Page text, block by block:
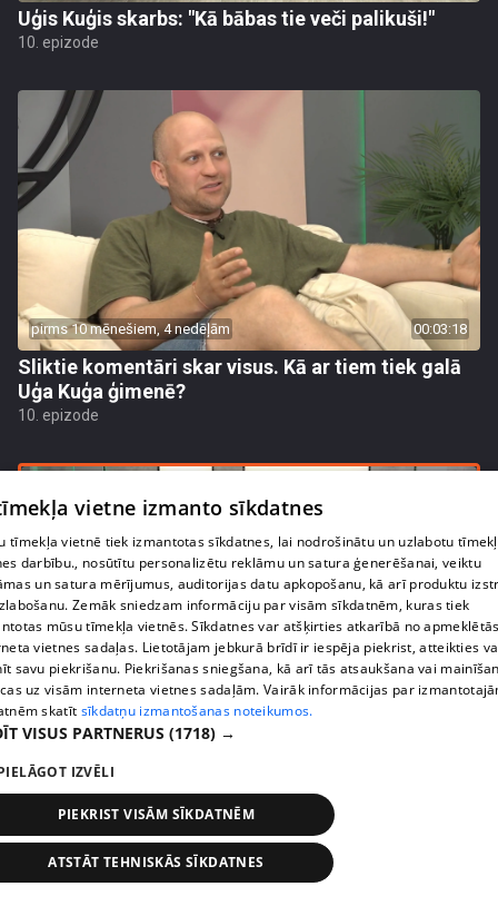
Uģis Kuģis skarbs: "Kā bābas tie veči palikuši!"
10. epizode
pirms 10 mēnešiem, 4 nedēļām 00:03:18
Sliktie komentāri skar visus. Kā ar tiem tiek galā
Uģa Kuģa ģimenē?
10. epizode
pirms 10 mēnešiem, 4 nedēļām
Uģis Kuģis apņēmies nopietni pievērsties
veselības problēmu sakārtošanai
10. epizode
vietne izmanto sīkdatnes
tīmekļa vietnē tiek izmantotas sīkdatnes, lai nodrošinātu un uzlabotu
darbību., nosūtītu personalizētu reklāmu un satura ģenerēšanai, veiktu
un satura mērījumus, auditorijas datu apkopošanu, kā arī produktu
Zemāk sniedzam informāciju par visām sīkdatnēm, kuras tiek
mūsu tīmekļa vietnēs. Sīkdatnes var atšķirties atkarībā no
vietnes sadaļas. Lietotājam jebkurā brīdī ir iespēja piekrist, atteikties
savu piekrišanu. Piekrišanas sniegšana, kā arī tās atsaukšana vai
uz visām interneta vietnes sadaļām. Vairāk informācijas par
skatīt sīkdatņu izmantošanas noteikumos.
VISUS PARTNERUS (1718) →
IZVĒLI
PIEKRIST VISĀM SĪKDATNĒM
ATSTĀT TEHNISKĀS SĪKDATNES